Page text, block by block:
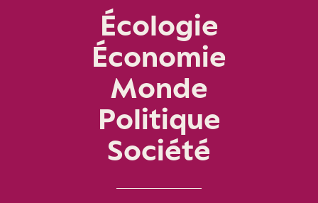
Écologie
Économie
Monde
Politique
Société